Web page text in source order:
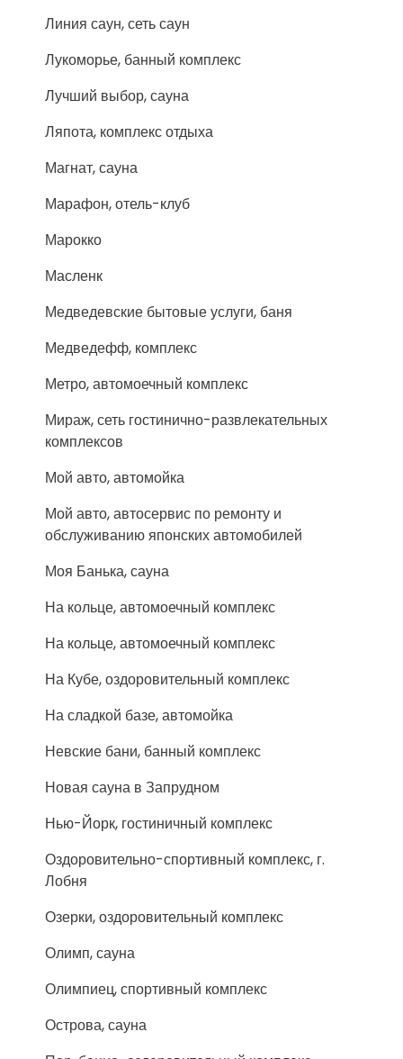
Линия саун, сеть саун
Лукоморье, банный комплекс
Лучший выбор, сауна
Ляпота, комплекс отдыха
Магнат, сауна
Марафон, отель-клуб
Марокко
Масленк
Медведевские бытовые услуги, баня
Медведефф, комплекс
Метро, автомоечный комплекс
Мираж, сеть гостинично-развлекательных
комплексов
Мой авто, автомойка
Мой авто, автосервис по ремонту и
обслуживанию японских автомобилей
Моя Банька, сауна
На кольце, автомоечный комплекс
На кольце, автомоечный комплекс
На Кубе, оздоровительный комплекс
На сладкой базе, автомойка
Невские бани, банный комплекс
Новая сауна в Запрудном
Нью-Йорк, гостиничный комплекс
Оздоровительно-спортивный комплекс, г.
Лобня
Озерки, оздоровительный комплекс
Олимп, сауна
Олимпиец, спортивный комплекс
Острова, сауна